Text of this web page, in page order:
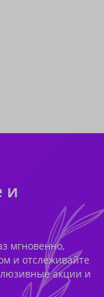
и
мгновенно,
и отслеживайте
акции и